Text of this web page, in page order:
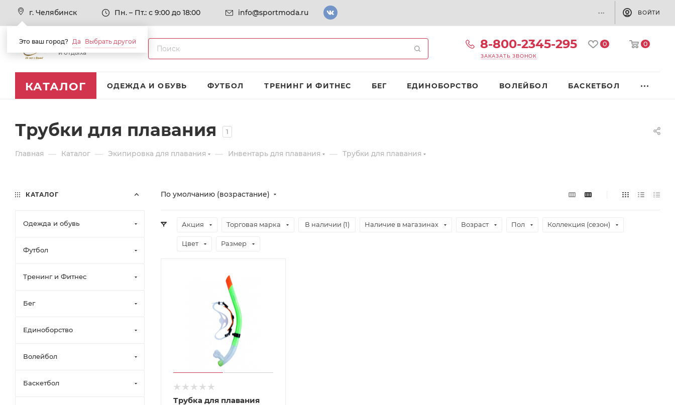
г. Челябинск
Это ваш город? Да Выбрать другой
Пн. – Пт.: с 9:00 до 18:00 info@sportmoda.ru ... ВОЙТИ
Товары для спорта
и отдыха
8-800-2345-295
ЗАКАЗАТЬ ЗВОНОК
0 0
КАТАЛОГ ОДЕЖДА И ОБУВЬ ФУТБОЛ ТРЕНИНГ И ФИТНЕС БЕГ ЕДИНОБОРСТВО ВОЛЕЙБОЛ БАСКЕТБОЛ
Трубки для плавания 1
Главная — Каталог — Экипировка для плавания — Инвентарь для плавания — Трубки для плавания
По умолчанию (возрастание)
Акция Торговая марка В наличии (1) Наличие в магазинах Возраст Пол Коллекция (сезон)
Цвет Размер
Трубка для плавания
КАТАЛОГ
Одежда и обувь
Футбол
Тренинг и Фитнес
Бег
Единоборство
Волейбол
Баскетбол